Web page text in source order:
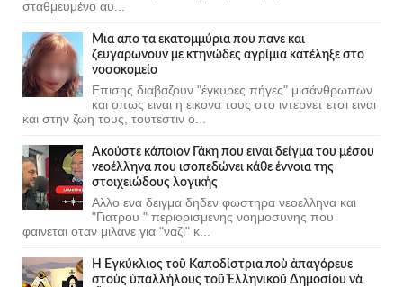
σταθμευμένο αυ...
Μια απο τα εκατομμύρια που πανε και
ζευγαρωνουν με κτηνώδες αγρίμια κατέληξε στο
νοσοκομείο
Επισης διαβαζουν "έγκυρες πήγες" μισάνθρωπων
και οπως ειναι η εικονα τους στο ιντερνετ ετσι ειναι
και στην ζωη τους, τουτεστιν ο...
Ακούστε κάποιον Γάκη που ειναι δείγμα του μέσου
νεοέλληνα που ισοπεδώνει κάθε έννοια της
στοιχειώδους λογικής
Αλλο ενα δειγμα δηδεν φωστηρα νεοελληνα και
"Γιατρου " περιορισμενης νοημοσυνης που
φαινεται οταν μιλανε για "ναζι" κ...
Ἡ Ἐγκύκλιος τοῦ Καποδίστρια ποὺ ἀπαγόρευε
στοὺς ὑπαλλήλους τοῦ Ἑλληνικοῦ Δημοσίου νὰ